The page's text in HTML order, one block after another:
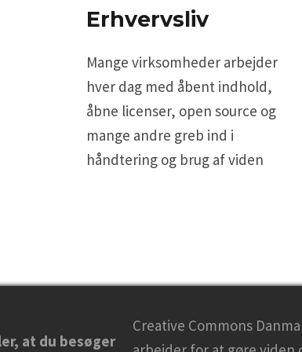
Erhvervsliv
Mange virksomheder arbejder
hver dag med åbent indhold,
åbne licenser, open source og
mange andre greb ind i
håndtering og brug af viden
at du besøger
Creative Commons